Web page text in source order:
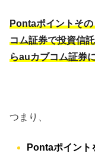
Pontaポイントそ
コム証券で投資信
らauカブコム証券
つまり、
Pontaポイント